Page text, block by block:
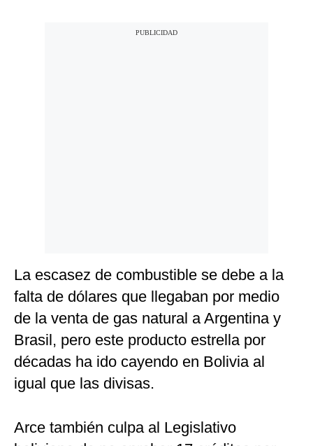
La escasez de combustible se debe a la
falta de dólares que llegaban por medio
de la venta de gas natural a Argentina y
Brasil, pero este producto estrella por
décadas ha ido cayendo en Bolivia al
igual que las divisas.
Arce también culpa al Legislativo